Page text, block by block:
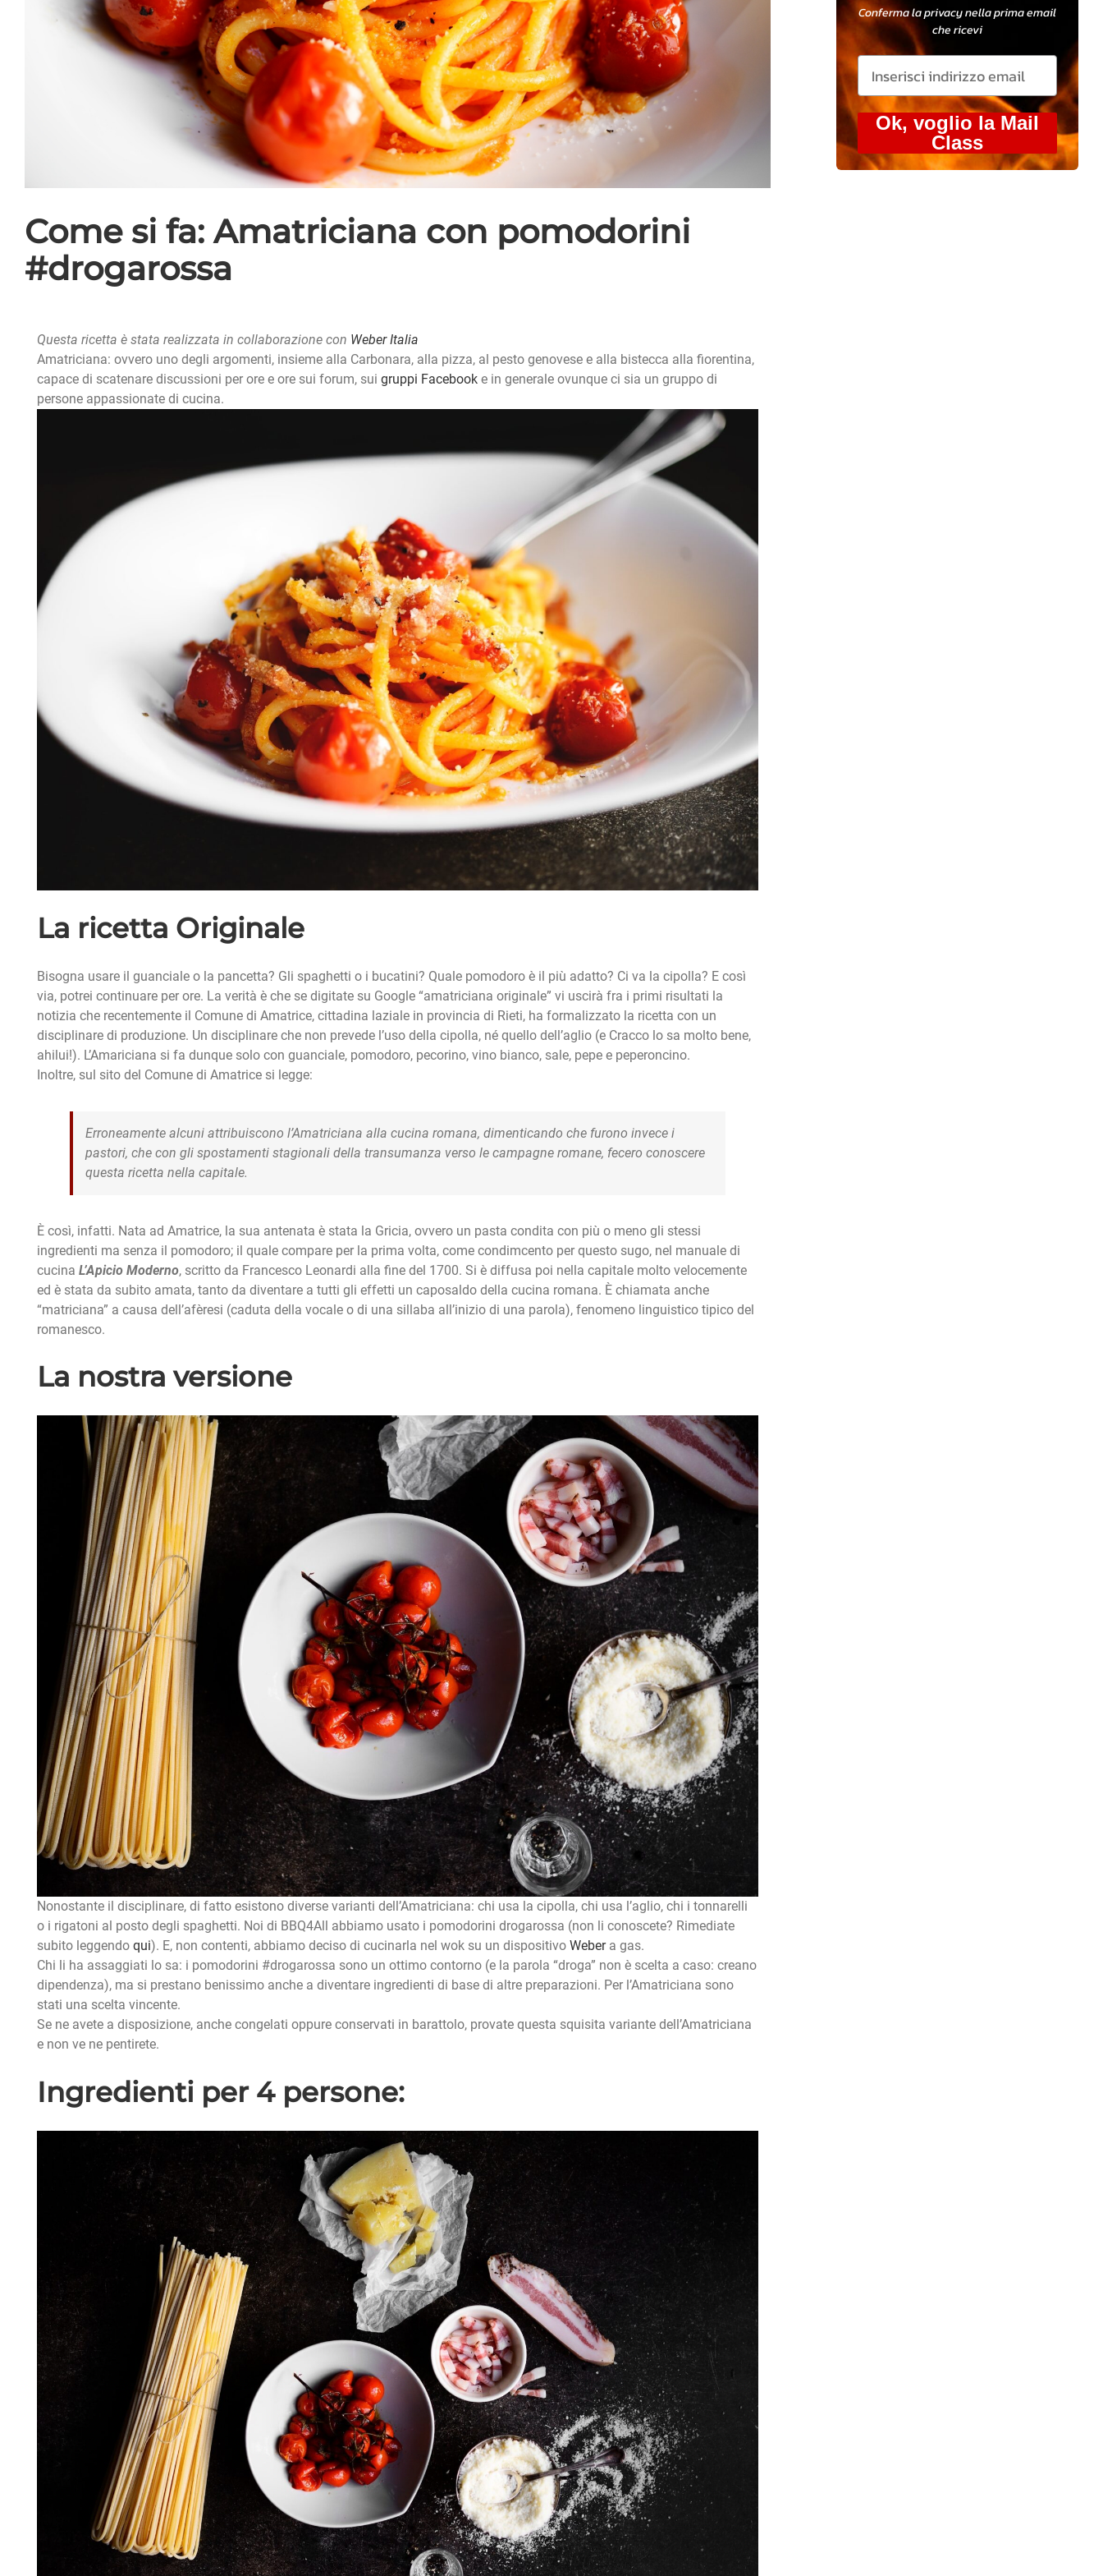
Come si fa: Amatriciana con pomodorini
#drogarossa
Questa ricetta è stata realizzata in collaborazione con Weber Italia
Amatriciana: ovvero uno degli argomenti, insieme alla Carbonara, alla pizza, al pesto genovese e alla bistecca alla fiorentina,
capace di scatenare discussioni per ore e ore sui forum, sui gruppi Facebooke in generale ovunque ci sia un gruppo di
persone appassionate di cucina.
La ricetta Originale
Bisogna usare il guanciale o la pancetta? Gli spaghetti o i bucatini? Quale pomodoro è il più adatto? Ci va la cipolla? E così
via, potrei continuare per ore. La verità è che se digitate su Google “amatriciana originale” vi uscirà fra i primi risultati la
notizia che recentemente il Comune di Amatrice, cittadina laziale in provincia di Rieti, ha formalizzato la ricetta con un
disciplinare di produzione. Un disciplinare che non prevede l’uso della cipolla, né quello dell’aglio (e Cracco lo sa molto bene,
ahilui!). L’Amariciana si fa dunque solo con guanciale, pomodoro, pecorino, vino bianco, sale, pepe e peperoncino.
Inoltre, sul sito del Comune di Amatrice si legge:
Erroneamente alcuni attribuiscono l’Amatriciana alla cucina romana, dimenticando che furono invece i
pastori, che con gli spostamenti stagionali della transumanza verso le campagne romane, fecero conoscere
questa ricetta nella capitale.
È così, infatti. Nata ad Amatrice, la sua antenata è stata la Gricia, ovvero un pasta condita con più o meno gli stessi
ingredienti ma senza il pomodoro; il quale compare per la prima volta, come condimcento per questo sugo, nel manuale di
cucina L’Apicio Moderno, scritto da Francesco Leonardi alla fine del 1700. Si è diffusa poi nella capitale molto velocemente
ed è stata da subito amata, tanto da diventare a tutti gli effetti un caposaldo della cucina romana. È chiamata anche
“matriciana” a causa dell’afèresi (caduta della vocale o di una sillaba all’inizio di una parola), fenomeno linguistico tipico del
romanesco.
La nostra versione
Nonostante il disciplinare, di fatto esistono diverse varianti dell’Amatriciana: chi usa la cipolla, chi usa l’aglio, chi i tonnarelli
o i rigatoni al posto degli spaghetti. Noi di BBQ4All abbiamo usato i pomodorini drogarossa (non li conoscete? Rimediate
subito leggendo qui). E, non contenti, abbiamo deciso di cucinarla nel wok su un dispositivo Webera gas.
Chi li ha assaggiati lo sa: i pomodorini #drogarossa sono un ottimo contorno (e la parola “droga” non è scelta a caso: creano
dipendenza), ma si prestano benissimo anche a diventare ingredienti di base di altre preparazioni. Per l’Amatriciana sono
stati una scelta vincente.
Se ne avete a disposizione, anche congelati oppure conservati in barattolo, provate questa squisita variante dell’Amatriciana
e non ve ne pentirete.
Ingredienti per 4 persone:
Conferma la privacy nella prima email
che ricevi
Ok, voglio la Mail
Class